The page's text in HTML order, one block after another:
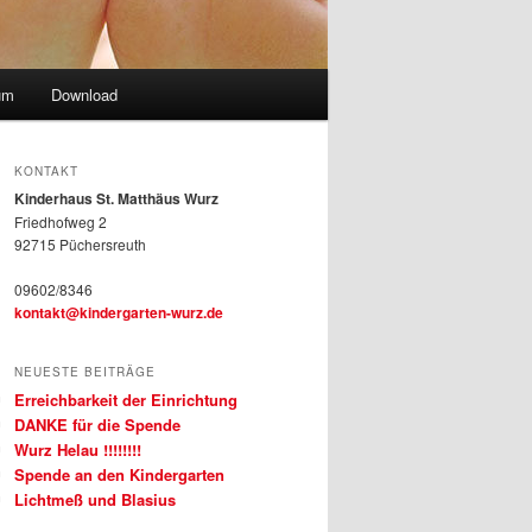
Download
KONTAKT
Kinderhaus St. Matthäus Wurz
Friedhofweg 2
92715 Püchersreuth
09602/8346
kontakt@kindergarten-wurz.de
NEUESTE BEITRÄGE
Erreichbarkeit der Einrichtung
DANKE für die Spende
Wurz Helau !!!!!!!!
Spende an den Kindergarten
Lichtmeß und Blasius